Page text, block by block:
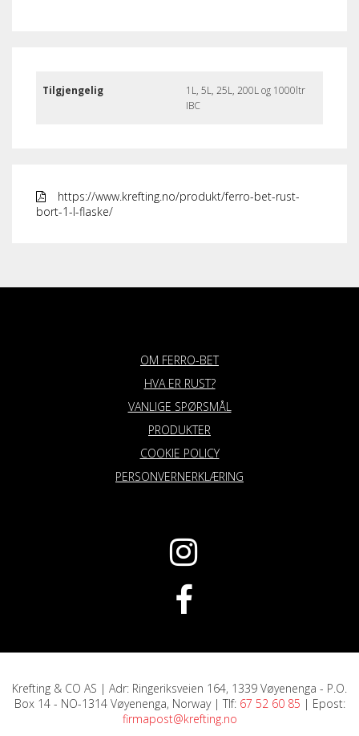
Tilgjengelig
1L, 5L, 25L, 200L og 1000ltr
IBC
https://www.krefting.no/produkt/ferro-bet-rust-
bort-1-l-flaske/
OM FERRO-BET
HVA ER RUST?
VANLIGE SPØRSMÅL
PRODUKTER
COOKIE POLICY
PERSONVERNERKLÆRING
Krefting & CO AS | Adr: Ringeriksveien 164, 1339 Vøyenenga - P.O.
Box 14 - NO-1314 Vøyenenga, Norway | Tlf: 67 52 60 85 | Epost:
firmapost@krefting.no